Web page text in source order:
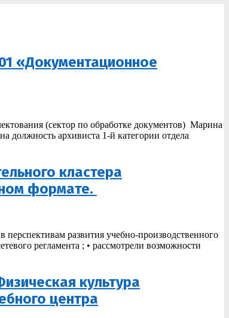
«Документационное
(сектор по обработке документов) Марина
должность архивиста 1-й категории отдела
кластера
формате.
перспективам развития учебно-производственного
регламента ; • рассмотрели возможности
культура
центра